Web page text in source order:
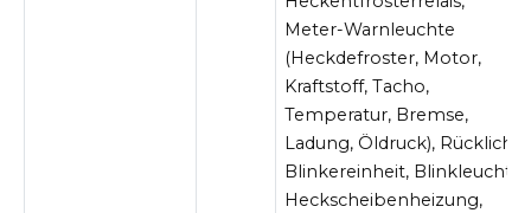
Meter-Warnleuchte
(Heckdefroster, Motor,
Kraftstoff, Tacho,
Temperatur, Bremse,
Ladung, Öldruck), Rücklicht,
Blinkereinheit, Blinkleuchte,
Heckscheibenheizung,